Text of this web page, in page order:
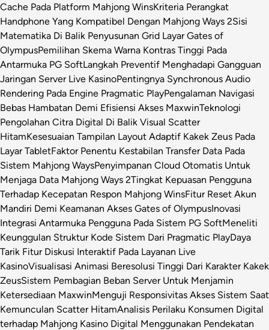
Cache Pada Platform Mahjong WinsKriteria Perangkat
Handphone Yang Kompatibel Dengan Mahjong Ways 2Sisi
Matematika Di Balik Penyusunan Grid Layar Gates of
OlympusPemilihan Skema Warna Kontras Tinggi Pada
Antarmuka PG SoftLangkah Preventif Menghadapi Gangguan
Jaringan Server Live KasinoPentingnya Synchronous Audio
Rendering Pada Engine Pragmatic PlayPengalaman Navigasi
Bebas Hambatan Demi Efisiensi Akses MaxwinTeknologi
Pengolahan Citra Digital Di Balik Visual Scatter
HitamKesesuaian Tampilan Layout Adaptif Kakek Zeus Pada
Layar TabletFaktor Penentu Kestabilan Transfer Data Pada
Sistem Mahjong WaysPenyimpanan Cloud Otomatis Untuk
Menjaga Data Mahjong Ways 2Tingkat Kepuasan Pengguna
Terhadap Kecepatan Respon Mahjong WinsFitur Reset Akun
Mandiri Demi Keamanan Akses Gates of OlympusInovasi
Integrasi Antarmuka Pengguna Pada Sistem PG SoftMeneliti
Keunggulan Struktur Kode Sistem Dari Pragmatic PlayDaya
Tarik Fitur Diskusi Interaktif Pada Layanan Live
KasinoVisualisasi Animasi Beresolusi Tinggi Dari Karakter Kakek
ZeusSistem Pembagian Beban Server Untuk Menjamin
Ketersediaan MaxwinMenguji Responsivitas Akses Sistem Saat
Kemunculan Scatter HitamAnalisis Perilaku Konsumen Digital
terhadap Mahjong Kasino Digital Menggunakan Pendekatan